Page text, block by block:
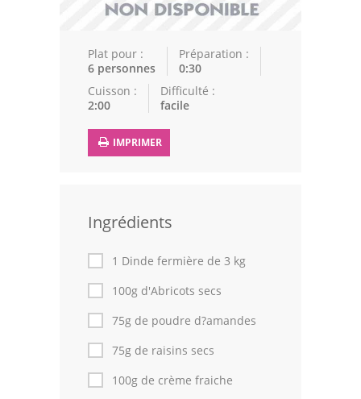
Cuisine Juive
Cuisine Libanaise
Astuces de cuisine
Fêtes Religieuses
Chefs
Forum
Thèmes
Espace Personnel
Plat pour :
6 personnes
Préparation :
0:30
Cuisson :
2:00
Difficulté :
facile
IMPRIMER
Ingrédients
1 Dinde fermière de 3 kg
100g d'Abricots secs
75g de poudre d?amandes
75g de raisins secs
100g de crème fraiche